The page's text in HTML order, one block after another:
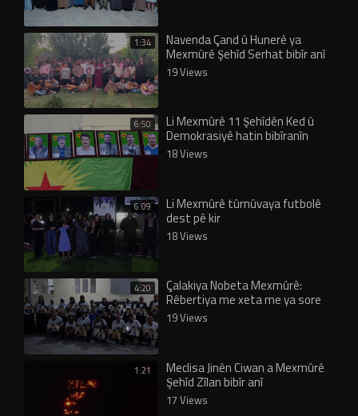
1:34 Navenda Çand û Hunerê ya
Mexmûrê Şehîd Serhat bibîr anî
19 Views
6:50 Li Mexmûrê 11 Şehîdên Ked û
Demokrasiyê hatin bibîranîn
18 Views
6:09 Li Mexmûrê tûrnûvaya futbolê
dest pê kir
18 Views
4:20 Çalakiya Nobeta Mexmûrê:
Rêbertiya me xeta me ya sore
19 Views
1:21 Meclisa Jinên Ciwan a Mexmûrê
Şehîd Zîlan bibîr anî
17 Views